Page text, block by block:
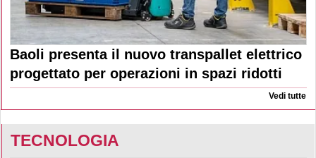
Baoli presenta il nuovo transpallet elettrico
progettato per operazioni in spazi ridotti
Vedi tutte
TECNOLOGIA